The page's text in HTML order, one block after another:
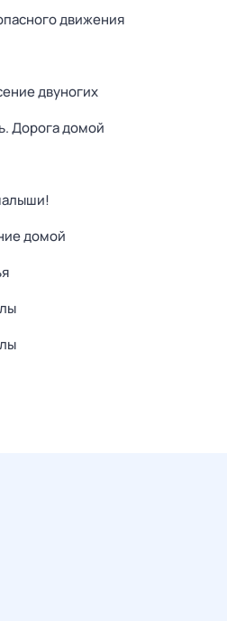
движения
двуногих
Дорога домой
домой